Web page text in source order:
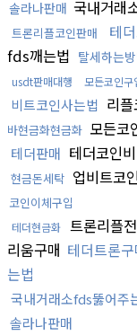
솔라나판매 국내거래
트론리플코인판매 테
fds깨는법 탈세하는
usdt판매대행 모든코인구
비트코인사는법 리
바현금화현금화 모든코
테더판매 테더코인
현금돈세탁 업비트코
코인이체구입
테더현금화 트론리플
리움구매 테더트론
는법
국내거래소fds뚫어주
솔라나판매